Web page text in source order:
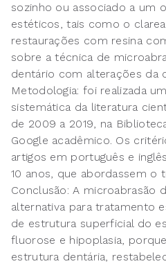
sozinho ou associado a um
estéticos, tais como o
restaurações com resina
sobre a técnica de
dentário com alterações da
Metodologia: foi realizada
sistemática da literatura
de 2009 a 2019, na
Google acadêmico. Os
artigos em português e
10 anos, que abordassem o
Conclusão: A microabrasão
alternativa para tratamento
de estrutura superficial do
fluorose e hipoplasia,
estrutura dentária,